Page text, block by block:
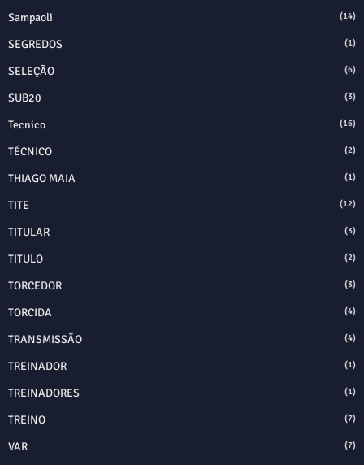
Sampaoli (14)
SEGREDOS (1)
SELEÇÃO (6)
SUB20 (3)
Tecnico (16)
TÉCNICO (2)
THIAGO MAIA (1)
TITE (12)
TITULAR (3)
TITULO (2)
TORCEDOR (3)
TORCIDA (4)
TRANSMISSÃO (4)
TREINADOR (1)
TREINADORES (1)
TREINO (7)
VAR (7)